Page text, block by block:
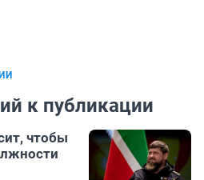
к публикации
чтобы